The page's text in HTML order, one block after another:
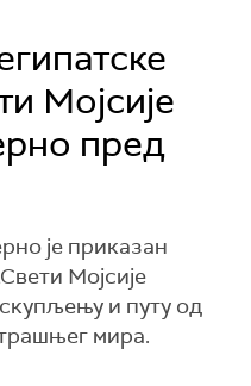
Мојсије
пред
је приказан
Мојсије
и путу од
мира.